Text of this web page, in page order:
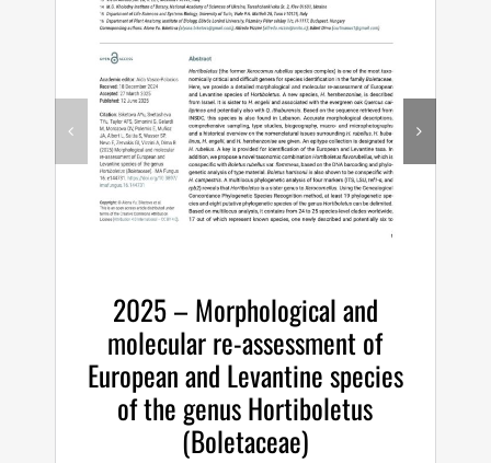
2025 – Morphological and
molecular re-assessment of
European and Levantine species
of the genus Hortiboletus
(Boletaceae)